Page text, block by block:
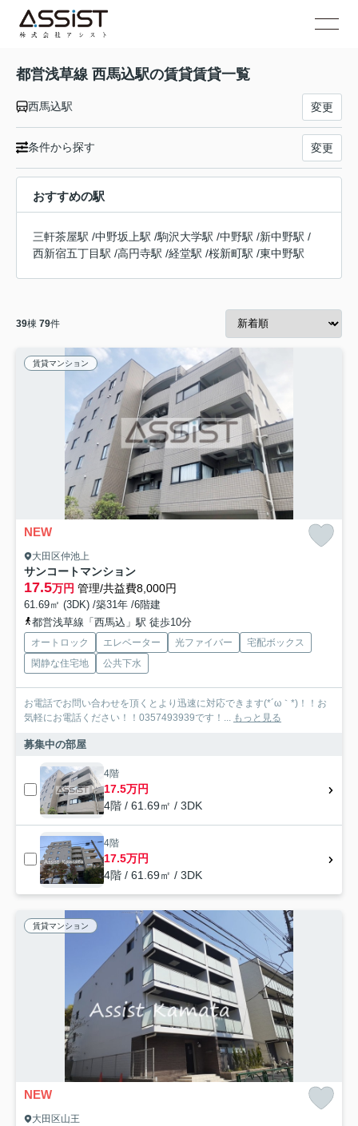
都営浅草線 西馬込駅の賃貸賃貸一覧
西馬込駅 変更
条件から探す 変更
おすすめの駅
三軒茶屋駅 /中野坂上駅 /駒沢大学駅 /中野駅 /新中野駅 /
西新宿五丁目駅 /高円寺駅 /経堂駅 /桜新町駅 /東中野駅
39棟 79件
賃貸マンション
NEW
大田区仲池上
サンコートマンション
17.5万円 管理/共益費8,000円
61.69㎡ (3DK) /築31年 /6階建
都営浅草線「西馬込」駅 徒歩10分
オートロック エレベーター 光ファイバー
宅配ボックス
閑静な住宅地
公共下水
お電話でお問い合わせを頂くとより迅速に対応できます(*´ω｀*)！！お
気軽にお電話ください！！0357493939です！...
もっと見る
募集中の部屋
4階
17.5万円
4階 / 61.69㎡ / 3DK
4階
17.5万円
4階 / 61.69㎡ / 3DK
賃貸マンション
NEW
大田区山王